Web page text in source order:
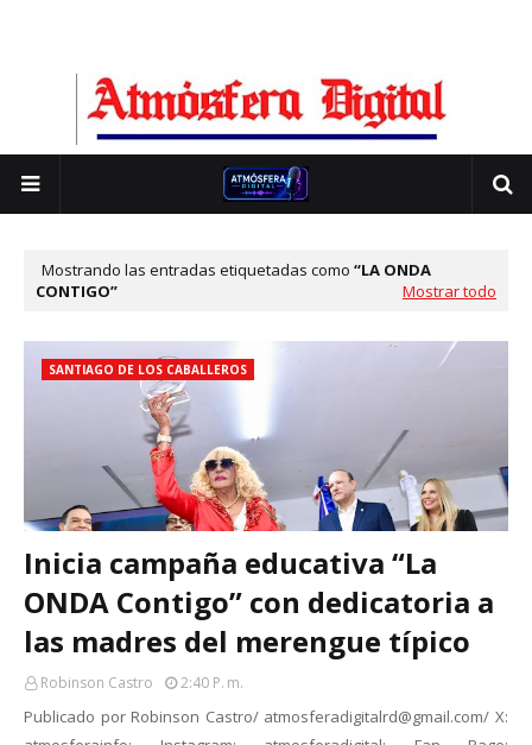
Mostrando las entradas etiquetadas como
LA ONDA
CONTIGO
Mostrar todo
SANTIAGO DE LOS CABALLEROS
Inicia campaña educativa “La
ONDA Contigo” con dedicatoria a
las madres del merengue típico
Robinson Castro 2:40 P. M.
Publicado por Robinson Castro/ atmosferadigitalrd@gmail.com/ X: